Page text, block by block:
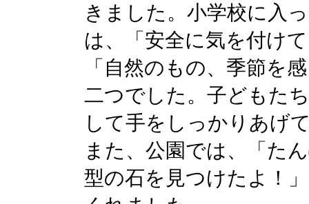
きました。小学校に入
は、「安全に気を付け
「自然のもの、季節を
二つでした。子どもた
して手をしっかりあげ
また、公園では、「た
型の石を見つけたよ！